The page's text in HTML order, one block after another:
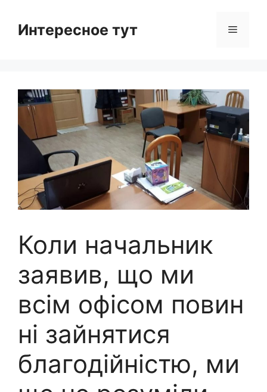
contentИнтересное тут Menu
Коли начальник
заявив, що ми
всім офісом повин
ні зайнятися
благодійністю, ми